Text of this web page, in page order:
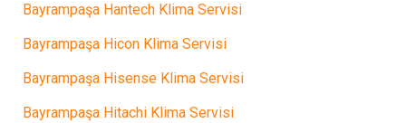
Bayrampaşa Hantech Klima Servisi
Bayrampaşa Hicon Klima Servisi
Bayrampaşa Hisense Klima Servisi
Bayrampaşa Hitachi Klima Servisi